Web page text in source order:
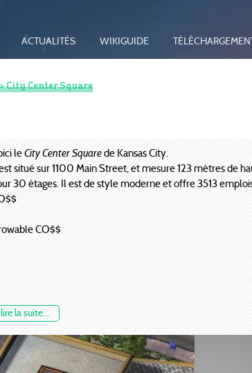
ACTUALITÉS WIKIGUIDE
City Center Square
lire la suite...
leCity Center Squarede Kansas City.
situé sur 1100 Main Street, et mesure 123 mètres de
30 étages. Il est de style moderne et offre 3513
CO$$